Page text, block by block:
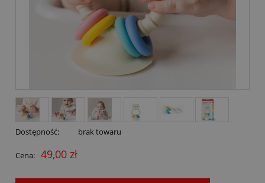
Dostępność: brak towaru
Cena: 49,00 zł